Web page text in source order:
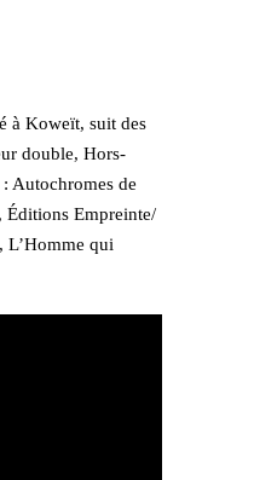
à Koweït, suit des
double, Hors-
Autochromes de
Éditions Empreinte/
L’Homme qui